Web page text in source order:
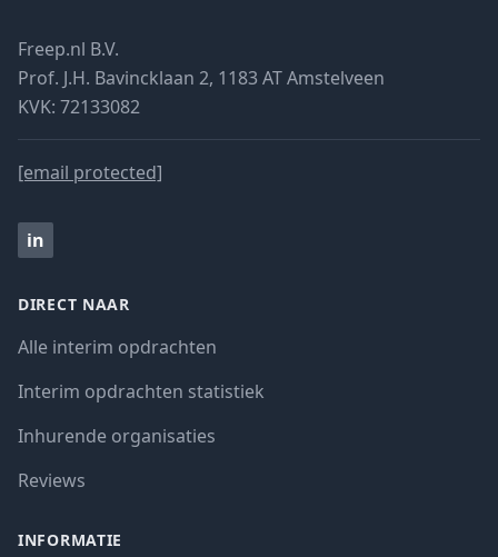
Freep.nl B.V.
Prof. J.H. Bavincklaan 2, 1183 AT Amstelveen
KVK: 72133082
[email protected]
in
DIRECT NAAR
Alle interim opdrachten
Interim opdrachten statistiek
Inhurende organisaties
Reviews
INFORMATIE